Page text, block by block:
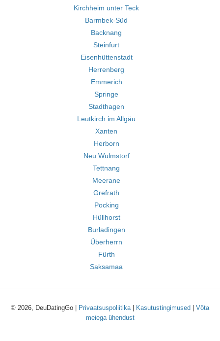
Kirchheim unter Teck
Barmbek-Süd
Backnang
Steinfurt
Eisenhüttenstadt
Herrenberg
Emmerich
Springe
Stadthagen
Leutkirch im Allgäu
Xanten
Herborn
Neu Wulmstorf
Tettnang
Meerane
Grefrath
Pocking
Hüllhorst
Burladingen
Überherrn
Fürth
Saksamaa
© 2026, DeuDatingGo | Privaatsuspoliitika| Kasutustingimused
Võta
meiega ühendust